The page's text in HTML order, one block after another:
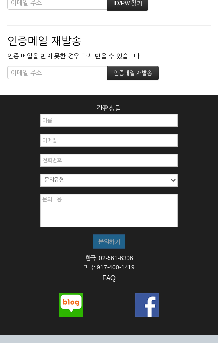
인증메일 재발송
인증 메일을 받지 못한 경우 다시 받을 수 있습니다.
간편상담
한국: 02-561-6306
미국: 917-460-1419
FAQ